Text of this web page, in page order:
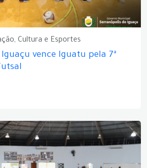
Cultura e Esportes
vence Iguatu pela 7ª